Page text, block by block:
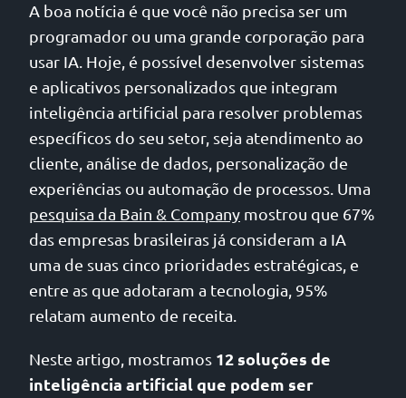
A boa notícia é que você não precisa ser um
programador ou uma grande corporação para
usar IA. Hoje, é possível desenvolver sistemas
e aplicativos personalizados que integram
inteligência artificial para resolver problemas
específicos do seu setor, seja atendimento ao
cliente, análise de dados, personalização de
experiências ou automação de processos. Uma
pesquisa da Bain & Company mostrou que 67%
das empresas brasileiras já consideram a IA
uma de suas cinco prioridades estratégicas, e
entre as que adotaram a tecnologia, 95%
relatam aumento de receita.
Neste artigo, mostramos 12 soluções de
inteligência artificial que podem ser